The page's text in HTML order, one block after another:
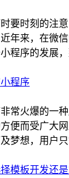
要时刻的注
年来，在微
程序的发展
程序
常火爆的一
便而受广大
梦想，用户
模板开发还是